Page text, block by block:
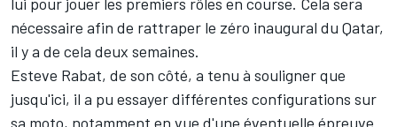
nécessaire afin de rattraper le zéro inaugural du Qatar,
il y a de cela deux semaines.
Esteve Rabat, de son côté, a tenu à souligner que
jusqu'ici, il a pu essayer différentes configurations sur
sa moto, notamment en vue d'une éventuelle épreuve